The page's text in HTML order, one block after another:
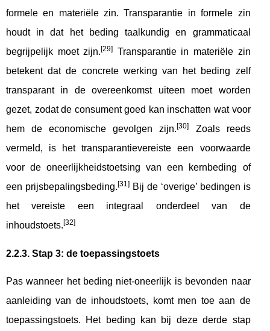
formele en materiële zin. Transparantie in formele zin
houdt in dat het beding taalkundig en grammaticaal
begrijpelijk moet zijn.[29]
Transparantie in materiële zin
betekent dat de concrete werking van het beding zelf
transparant in de overeenkomst uiteen moet worden
gezet, zodat de consument goed kan inschatten wat voor
hem de economische gevolgen zijn.[30]
Zoals reeds
vermeld, is het transparantievereiste een voorwaarde
voor de oneerlijkheidstoetsing van een kernbeding of
een prijsbepalingsbeding.[31]Bij de ‘overige’ bedingen is
het vereiste een integraal onderdeel van de
inhoudstoets.[32]
2.2.3. Stap 3: de toepassingstoets
Pas wanneer het beding niet-oneerlijk is bevonden naar
aanleiding van de inhoudstoets, komt men toe aan de
toepassingstoets. Het beding kan bij deze derde stap